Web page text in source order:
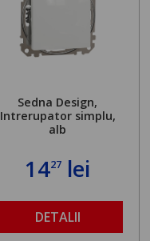
Sedna Design,
Intrerupator simplu,
alb
1427 lei
DETALII